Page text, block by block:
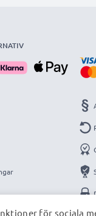
för sociala